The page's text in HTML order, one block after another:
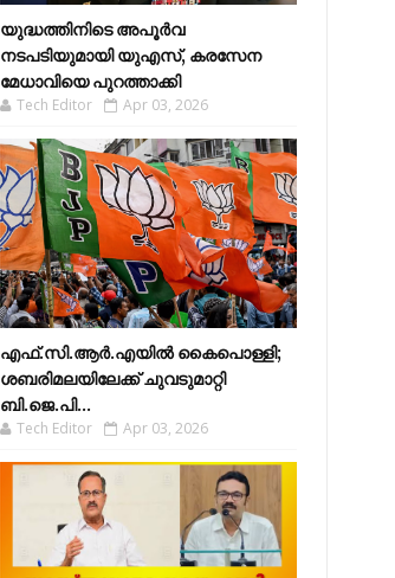
യുദ്ധത്തിനിടെ അപൂർവ
നടപടിയുമായി യുഎസ്, കരസേന
മേധാവിയെ പുറത്താക്കി
Tech Editor Apr 03, 2026
എഫ്​.സി.ആർ.എയിൽ കൈപൊള്ളി;
ശബരിമലയിലേക്ക്​ ചുവടുമാറ്റി
ബി.ജെ.പി...
Tech Editor Apr 03, 2026